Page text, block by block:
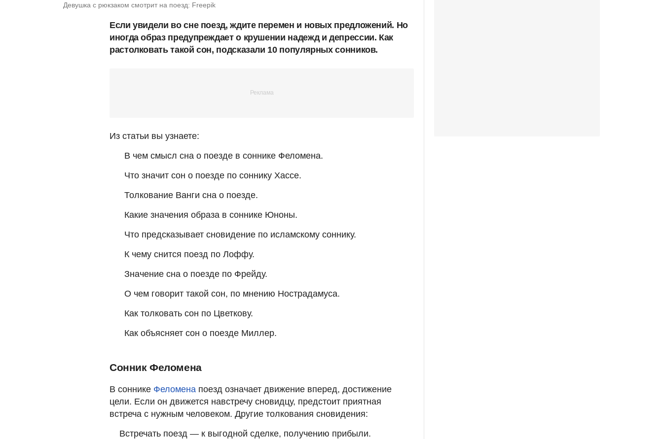
Девушка с рюкзаком смотрит на поезд: Freepik
Если увидели во сне поезд, ждите перемен и новых предложений. Но
иногда образ предупреждает о крушении надежд и депрессии. Как
растолковать такой сон, подсказали 10 популярных сонников.
Из статьи вы узнаете:
В чем смысл сна о поезде в соннике Феломена.
Что значит сон о поезде по соннику Хассе.
Толкование Ванги сна о поезде.
Какие значения образа в соннике Юноны.
Что предсказывает сновидение по исламскому соннику.
К чему снится поезд по Лоффу.
Значение сна о поезде по Фрейду.
О чем говорит такой сон, по мнению Нострадамуса.
Как толковать сон по Цветкову.
Как объясняет сон о поезде Миллер.
Сонник Феломена
В соннике Феломена поезд означает движение вперед, достижение
цели. Если он движется навстречу сновидцу, предстоит приятная
встреча с нужным человеком. Другие толкования сновидения:
Встречать поезд — к выгодной сделке, получению прибыли.